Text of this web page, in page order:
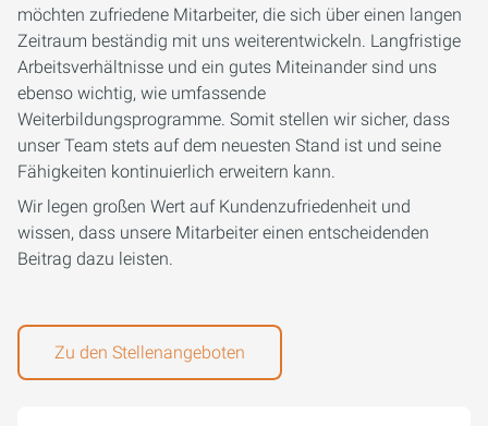
möchten zufriedene Mitarbeiter, die sich über einen langen
Zeitraum beständig mit uns weiterentwickeln. Langfristige
Arbeitsverhältnisse und ein gutes Miteinander sind uns
ebenso wichtig, wie umfassende
Weiterbildungsprogramme. Somit stellen wir sicher, dass
unser Team stets auf dem neuesten Stand ist und seine
Fähigkeiten kontinuierlich erweitern kann.
Wir legen großen Wert auf Kundenzufriedenheit und
wissen, dass unsere Mitarbeiter einen entscheidenden
Beitrag dazu leisten.
Zu den Stellenangeboten